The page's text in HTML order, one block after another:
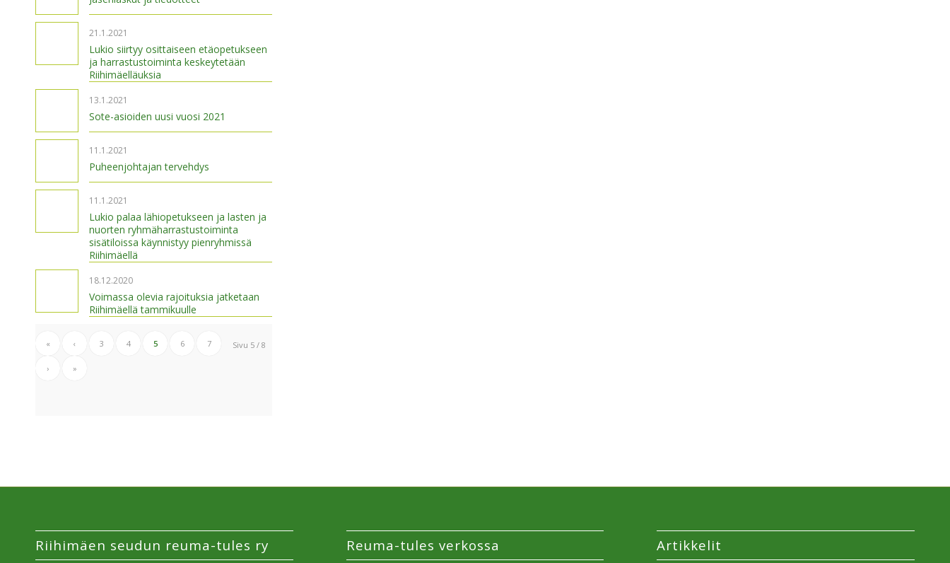
21.1.2021
Lukio siirtyy osittaiseen etäopetukseen
ja harrastustoiminta keskeytetään
Riihimäelläuksia
13.1.2021
Sote-asioiden uusi vuosi 2021
11.1.2021
Puheenjohtajan tervehdys
11.1.2021
Lukio palaa lähiopetukseen ja lasten ja
nuorten ryhmäharrastustoiminta
sisätiloissa käynnistyy pienryhmissä
Riihimäellä
18.12.2020
Voimassa olevia rajoituksia jatketaan
Riihimäellä tammikuulle
Sivu 5 / 8
« ‹ 3 4 5 6 7
› »
Riihimäen seudun reuma-tules ry Reuma-tules verkossa Artikkelit